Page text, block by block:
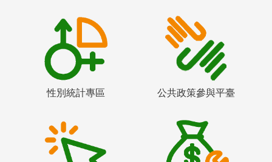
性別統計專區 公共政策參與平臺